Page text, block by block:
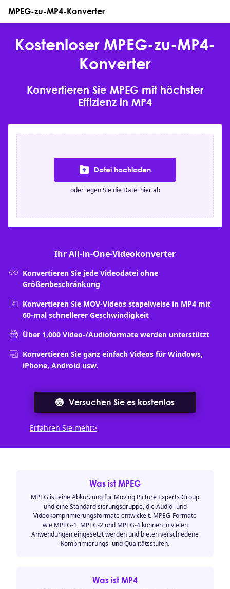
MPEG-zu-MP4-Konverter
Kostenloser MPEG-zu-MP4-
Konverter
Konvertieren Sie MPEG mit höchster
Effizienz in MP4
Datei hochladen
oder legen Sie die Datei hier ab
Ihr All-in-One-Videokonverter
Konvertieren Sie jede Videodatei ohne
Größenbeschränkung
Konvertieren Sie MOV-Videos stapelweise in MP4 mit
60-mal schnellerer Geschwindigkeit
Über 1,000 Video-/Audioformate werden unterstützt
Konvertieren Sie ganz einfach Videos für Windows,
iPhone, Android usw.
Versuchen Sie es kostenlos
Erfahren Sie mehr>
Was ist MPEG
MPEG ist eine Abkürzung für Moving Picture Experts Group
und eine Standardisierungsgruppe, die Audio- und
Videokomprimierungsformate entwickelt. MPEG-Formate
wie MPEG-1, MPEG-2 und MPEG-4 können in vielen
Anwendungen eingesetzt werden und bieten verschiedene
Komprimierungs- und Qualitätsstufen.
Was ist MP4